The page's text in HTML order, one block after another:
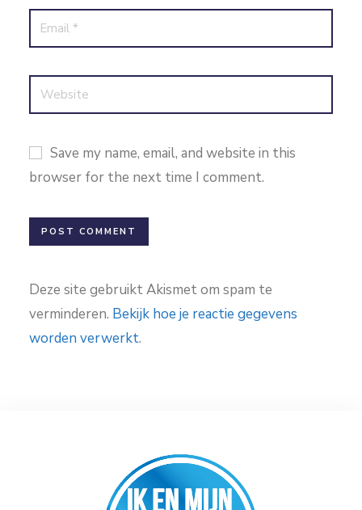
Save my name, email, and website in this
browser for the next time I comment.
Deze site gebruikt Akismet om spam te
verminderen. Bekijk hoe je reactie gegevens
worden verwerkt.